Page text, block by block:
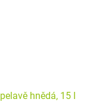
hnědá, 15 l